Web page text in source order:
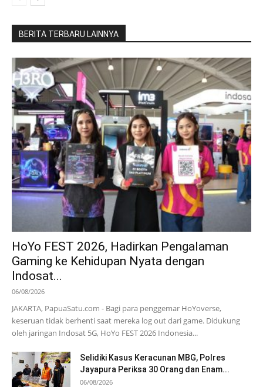
BERITA TERBARU LAINNYA
HoYo FEST 2026, Hadirkan Pengalaman
Gaming ke Kehidupan Nyata dengan
Indosat...
06/08/2026
JAKARTA, PapuaSatu.com - Bagi para penggemar HoYoverse,
keseruan tidak berhenti saat mereka log out dari game. Didukung
oleh jaringan Indosat 5G, HoYo FEST 2026 Indonesia...
Selidiki Kasus Keracunan MBG, Polres
Jayapura Periksa 30 Orang dan Enam...
06/08/2026